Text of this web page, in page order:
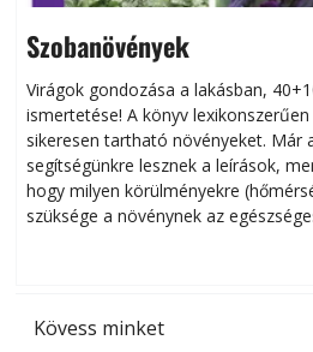
Szobanövények
Virágok gondozása a lakásban,
ismertetése! A könyv
sikeresen tart­ha­tó növényeket. Már
segítségünkre lesznek a leírások,
hogy milyen körülményekre
szüksége a növénynek az
Kövess minket